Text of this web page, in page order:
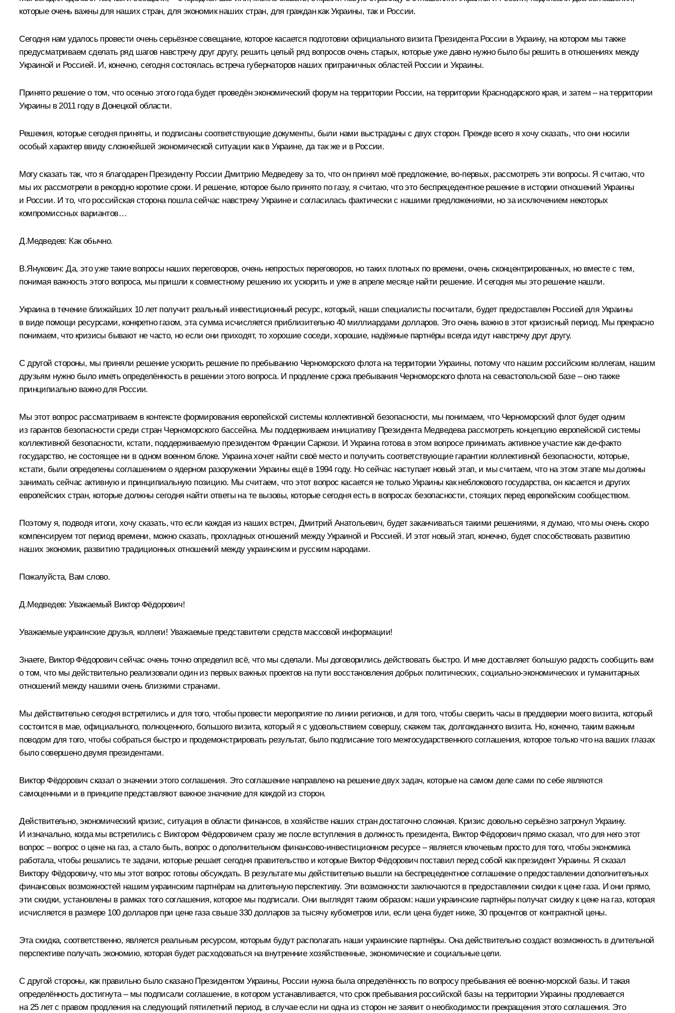
которые очень важны для наших стран, для экономик наших стран, для граждан как Украины, так и России.
Сегодня нам удалось провести очень серьёзное совещание, которое касается подготовки официального визита Президента России в Украину, на котором мы также
предусматриваем сделать ряд шагов навстречу друг другу, решить целый ряд вопросов очень старых, которые уже давно нужно было бы решить в отношениях между
Украиной и Россией. И, конечно, сегодня состоялась встреча губернаторов наших приграничных областей России и Украины.
Принято решение о том, что осенью этого года будет проведён экономический форум на территории России, на территории Краснодарского края, и затем – на территории
Украины в 2011 году в Донецкой области.
Решения, которые сегодня приняты, и подписаны соответствующие документы, были нами выстраданы с двух сторон. Прежде всего я хочу сказать, что они носили
особый характер ввиду сложнейшей экономической ситуации как в Украине, да так же и в России.
Могу сказать так, что я благодарен Президенту России Дмитрию Медведеву за то, что он принял моё предложение, во‑первых, рассмотреть эти вопросы. Я считаю, что
мы их рассмотрели в рекордно короткие сроки. И решение, которое было принято по газу, я считаю, что это беспрецедентное решение в истории отношений Украины
и России. И то, что российская сторона пошла сейчас навстречу Украине и согласилась фактически с нашими предложениями, но за исключением некоторых
компромиссных вариантов…
Д.Медведев: Как обычно.
В.Янукович: Да, это уже такие вопросы наших переговоров, очень непростых переговоров, но таких плотных по времени, очень сконцентрированных, но вместе с тем,
понимая важность этого вопроса, мы пришли к совместному решению их ускорить и уже в апреле месяце найти решение. И сегодня мы это решение нашли.
Украина в течение ближайших 10 лет получит реальный инвестиционный ресурс, который, наши специалисты посчитали, будет предоставлен Россией для Украины
в виде помощи ресурсами, конкретно газом, эта сумма исчисляется приблизительно 40 миллиардами долларов. Это очень важно в этот кризисный период. Мы прекрасно
понимаем, что кризисы бывают не часто, но если они приходят, то хорошие соседи, хорошие, надёжные партнёры всегда идут навстречу друг другу.
С другой стороны, мы приняли решение ускорить решение по пребыванию Черноморского флота на территории Украины, потому что нашим российским коллегам, нашим
друзьям нужно было иметь определённость в решении этого вопроса. И продление срока пребывания Черноморского флота на севастопольской базе – оно также
принципиально важно для России.
Мы этот вопрос рассматриваем в контексте формирования европейской системы коллективной безопасности, мы понимаем, что Черноморский флот будет одним
из гарантов безопасности среди стран Черноморского бассейна. Мы поддерживаем инициативу Президента Медведева рассмотреть концепцию европейской системы
коллективной безопасности, кстати, поддерживаемую президентом ФранцииСаркози. И Украина готова в этом вопросе принимать активное участие как де-факто
государство, не состоящее ни в одном военном блоке. Украина хочет найти своё место и получить соответствующие гарантии коллективной безопасности, которые,
кстати, были определены соглашением о ядерном разоружении Украины ещё в 1994 году. Но сейчас наступает новый этап, и мы считаем, что на этом этапе мы должны
занимать сейчас активную и принципиальную позицию. Мы считаем, что этот вопрос касается не только Украины как неблокового государства, он касается и других
европейских стран, которые должны сегодня найти ответы на те вызовы, которые сегодня есть в вопросах безопасности, стоящих перед европейским сообществом.
Поэтому я, подводя итоги, хочу сказать, что если каждая из наших встреч, Дмитрий Анатольевич, будет заканчиваться такими решениями, я думаю, что мы очень скоро
компенсируем тот период времени, можно сказать, прохладных отношений между Украиной и Россией. И этот новый этап, конечно, будет способствовать развитию
наших экономик, развитию традиционных отношений между украинским и русским народами.
Пожалуйста, Вам слово.
Д.Медведев:Уважаемый Виктор Фёдорович!
Уважаемые украинские друзья, коллеги! Уважаемые представители средств массовой информации!
Знаете, Виктор Фёдорович сейчас очень точно определил всё, что мы сделали. Мы договорились действовать быстро. И мне доставляет большую радость сообщить вам
о том, что мы действительно реализовали один из первых важных проектов на пути восстановления добрых политических, социально-экономических и гуманитарных
отношений между нашими очень близкими странами.
Мы действительно сегодня встретились и для того, чтобы провести мероприятие по линии регионов, и для того, чтобы сверить часы в преддверии моего визита, который
состоится в мае, официального, полноценного, большого визита, который я с удовольствием совершу, скажем так, долгожданного визита. Но, конечно, таким важным
поводом для того, чтобы собраться быстро и продемонстрировать результат, было подписание того межгосударственного соглашения, которое только что на ваших глазах
было совершено двумя президентами.
Виктор Фёдорович сказал о значении этого соглашения. Это соглашение направлено на решение двух задач, которые на самом деле сами по себе являются
самоценными и в принципе представляют важное значение для каждой из сторон.
Действительно, экономический кризис, ситуация в области финансов, в хозяйстве наших стран достаточно сложная. Кризис довольно серьёзно затронул Украину.
И изначально, когда мы встретились с Виктором Фёдоровичем сразу же после вступления в должность президента, Виктор Фёдорович прямо сказал, что для него этот
вопрос – вопрос о цене на газ, а стало быть, вопрос о дополнительном финансово-инвестиционном ресурсе – является ключевым просто для того, чтобы экономика
работала, чтобы решались те задачи, которые решает сегодня правительство и которые Виктор Фёдорович поставил перед собой как президент Украины. Я сказал
Виктору Фёдоровичу, что мы этот вопрос готовы обсуждать. В результате мы действительно вышли на беспрецедентное соглашение о предоставлении дополнительных
финансовых возможностей нашим украинским партнёрам на длительную перспективу. Эти возможности заключаются в предоставлении скидки к цене газа. И они прямо,
эти скидки, установлены в рамках того соглашения, которое мы подписали. Они выглядят таким образом: наши украинские партнёры получат скидку к цене на газ, которая
исчисляется в размере 100 долларов при цене газа свыше 330 долларов за тысячу кубометров или, если цена будет ниже, 30 процентов от контрактной цены.
Эта скидка, соответственно, является реальным ресурсом, которым будут располагать наши украинские партнёры. Она действительно создаст возможность в длительной
перспективе получать экономию, которая будет расходоваться на внутренние хозяйственные, экономические и социальные цели.
С другой стороны, как правильно было сказано Президентом Украины, России нужна была определённость по вопросу пребывания её военно-морской базы. И такая
определённость достигнута – мы подписали соглашение, в котором устанавливается, что срок пребывания российской базы на территории Украины продлевается
на 25 лет с правом продления на следующий пятилетний период, в случае если ни одна из сторон не заявит о необходимости прекращения этого соглашения. Это